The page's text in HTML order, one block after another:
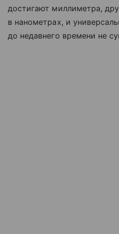
достигают миллиметра,
в нанометрах, и
до недавнего времени не